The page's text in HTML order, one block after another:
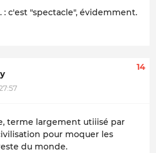
: c'est "spectacle", évidemment.
14
terme largement utiiisé par
pour moquer les
du monde.